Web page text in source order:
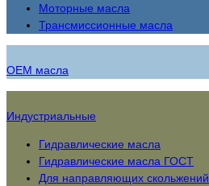
Моторные масла
Трансмисcионные масла
OEM масла
Индустриальные
Гидравлические масла
Гидравлические масла ГОСТ
Для направляющих скольжений